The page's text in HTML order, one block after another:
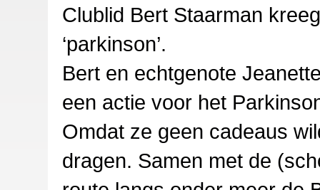
Clublid Bert Staarman
‘parkinson’.
Bert en echtgenote
een actie voor het
Omdat ze geen cadeaus
dragen. Samen met de